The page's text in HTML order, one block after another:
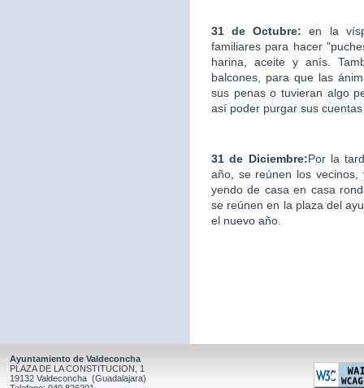
31 de Octubre:en la
familiares para hacer
harina, aceite y anís.
balcones, para que las
sus penas o tuvieran algo
así poder purgar sus
31 de Diciembre:Por la
año, se reúnen los
yendo de casa en casa
se reúnen en la plaza del
el nuevo año.
Ayuntamiento de Valdeconcha
PLAZA DE LA CONSTITUCION, 1
19132 Valdeconcha (Guadalajara)